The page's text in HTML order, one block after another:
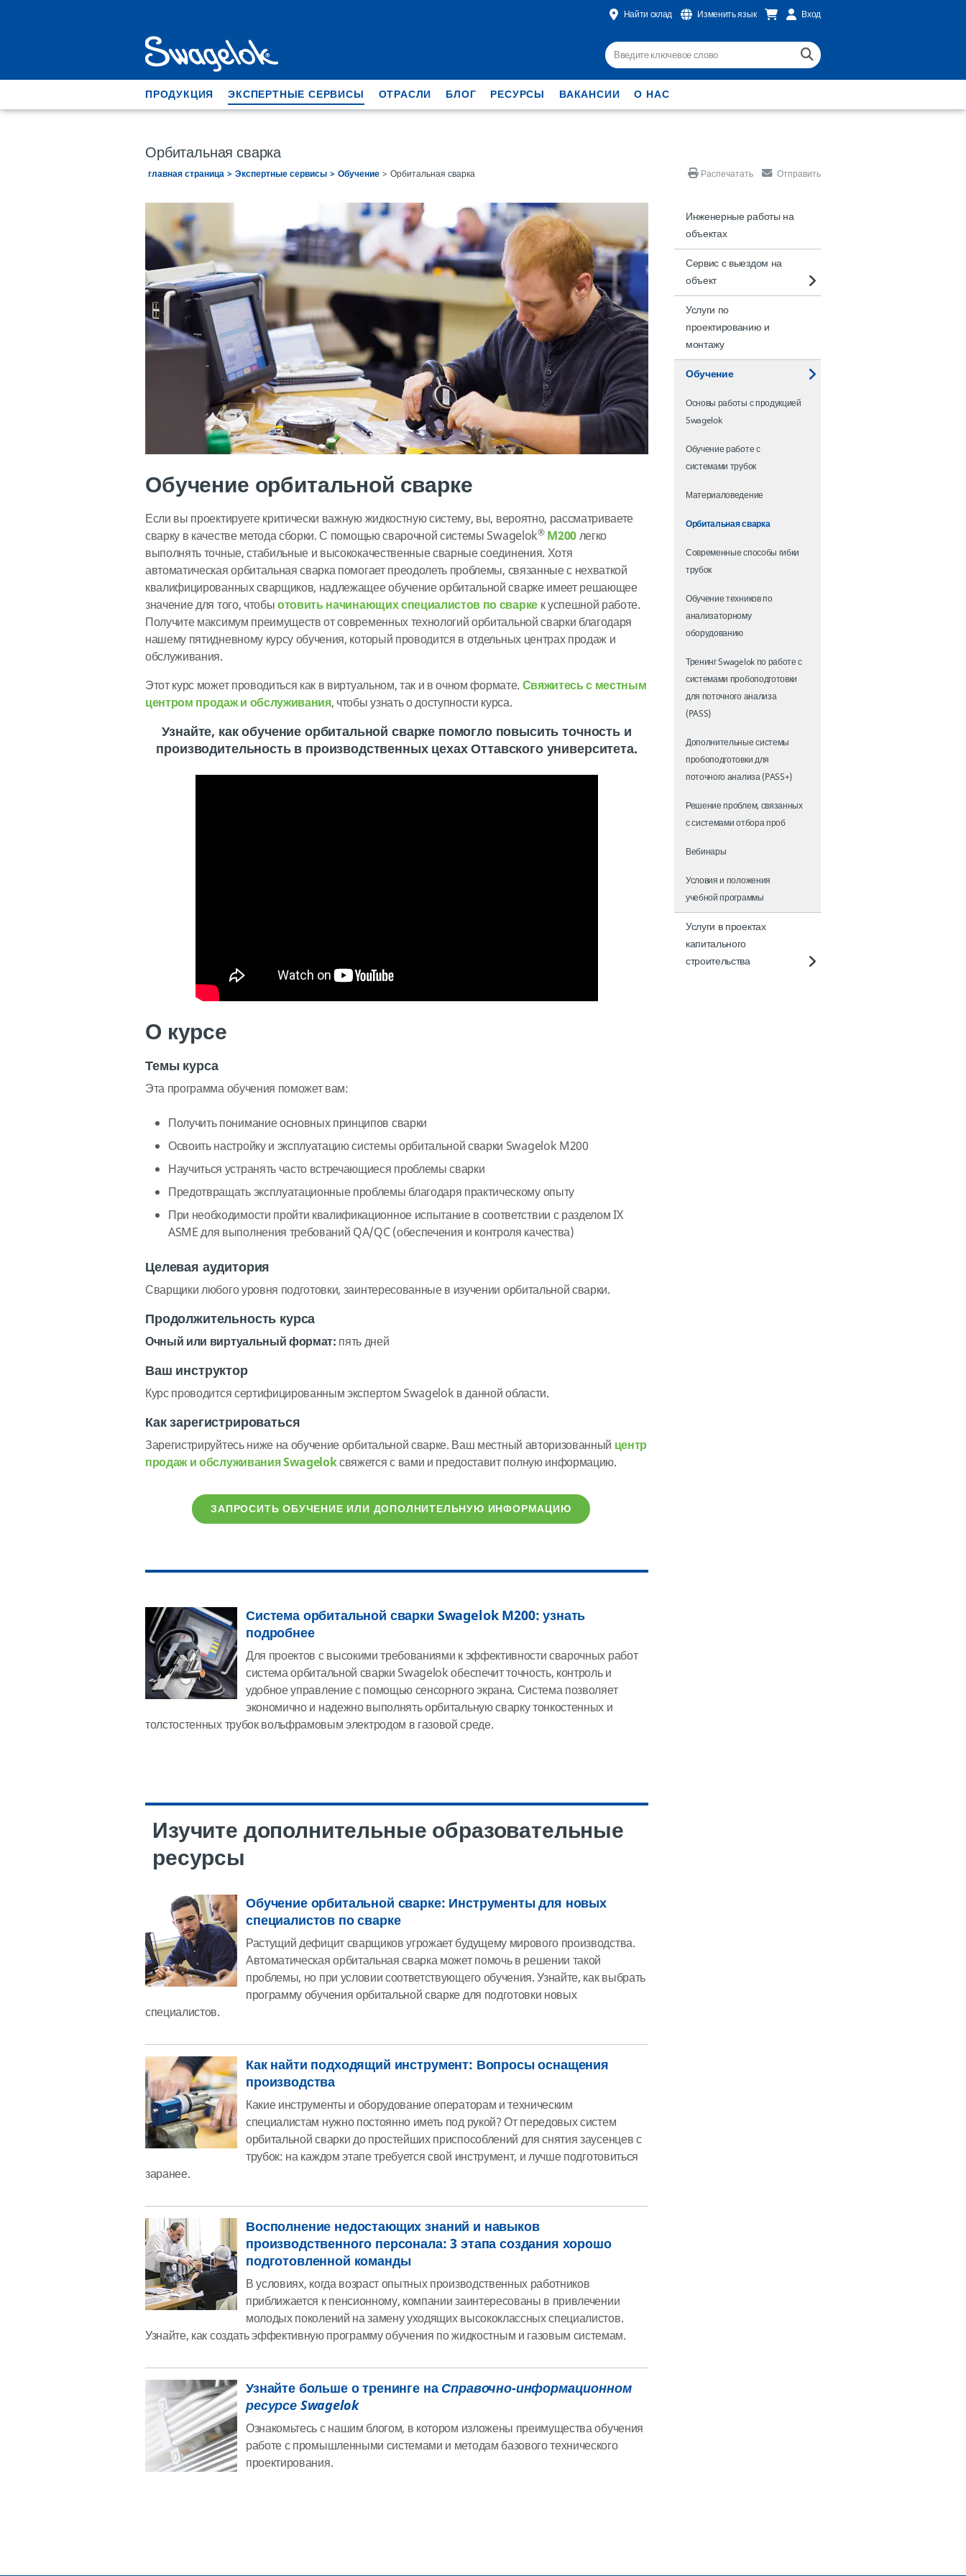
Найти склад Изменить язык Вход
ПРОДУКЦИЯ ЭКСПЕРТНЫЕ СЕРВИСЫ ОТРАСЛИ БЛОГ РЕСУРСЫ ВАКАНСИИ О НАС
Орбитальная сварка
главная страница Экспертные сервисы Обучение Орбитальная сварка Распечатать Отправить
Инженерные работы на
объектах
Сервис с выездом на
объект
Услуги по
проектированию и
монтажу
Обучение
Основы работы с продукцией
Swagelok
Обучение работе с
системами трубок
Материаловедение
Орбитальная сварка
Современные способы гибки
трубок
Обучение техников по
анализаторному
оборудованию
Тренинг Swagelok по работе с
системами пробоподготовки
для поточного анализа
(PASS)
Дополнительные системы
пробоподготовки для
поточного анализа (PASS+)
Решение проблем, связанных
с системами отбора проб
Вебинары
Условия и положения
учебной программы
Услуги в проектах
капитального
строительства
Обучение орбитальной сварке
Если вы проектируете критически важную жидкостную систему, вы, вероятно, рассматриваете
сварку в качестве метода сборки. С помощью сварочной системы Swagelok® M200легко
выполнять точные, стабильные и высококачественные сварные соединения. Хотя
автоматическая орбитальная сварка помогает преодолеть проблемы, связанные с нехваткой
квалифицированных сварщиков, надлежащее обучение орбитальной сварке имеет решающее
значение для того, чтобыотовить начинающих специалистов по сваркек успешной работе.
Получите максимум преимуществ от современных технологий орбитальной сварки благодаря
нашему пятидневному курсу обучения, который проводится в отдельных центрах продаж и
обслуживания.
Этот курс может проводиться как в виртуальном, так и в очном формате. Свяжитесь с местным
центром продаж и обслуживания, чтобы узнать о доступности курса.
Узнайте, как обучение орбитальной сварке помогло повысить точность и
производительность в производственных цехах Оттавского университета.
О курсе
Темы курса
Эта программа обучения поможет вам:
Получить понимание основных принципов сварки
Освоить настройку и эксплуатацию системы орбитальной сварки Swagelok M200
Научиться устранять часто встречающиеся проблемы сварки
Предотвращать эксплуатационные проблемы благодаря практическому опыту
При необходимости пройти квалификационное испытание в соответствии с разделом IX
ASME для выполнения требований QA/QC (обеспечения и контроля качества)
Целевая аудитория
Сварщики любого уровня подготовки, заинтересованные в изучении орбитальной сварки.
Продолжительность курса
Очный или виртуальный формат: пять дней
Ваш инструктор
Курс проводится сертифицированным экспертом Swagelok в данной области.
Как зарегистрироваться
Зарегистрируйтесь ниже на обучение орбитальной сварке. Ваш местный авторизованный центр
продаж и обслуживания Swagelokсвяжется с вами и предоставит полную информацию.
ЗАПРОСИТЬ ОБУЧЕНИЕ ИЛИ ДОПОЛНИТЕЛЬНУЮ ИНФОРМАЦИЮ
Система орбитальной сварки Swagelok M200: узнать
подробнее
Для проектов с высокими требованиями к эффективности сварочных работ
система орбитальной сварки Swagelok обеспечит точность, контроль и
удобное управление с помощью сенсорного экрана. Система позволяет
экономично и надежно выполнять орбитальную сварку тонкостенных и
толстостенных трубок вольфрамовым электродом в газовой среде.
Изучите дополнительные образовательные
ресурсы
Обучение орбитальной сварке: Инструменты для новых
специалистов по сварке
Растущий дефицит сварщиков угрожает будущему мирового производства.
Автоматическая орбитальная сварка может помочь в решении такой
проблемы, но при условии соответствующего обучения. Узнайте, как выбрать
программу обучения орбитальной сварке для подготовки новых
специалистов.
Как найти подходящий инструмент: Вопросы оснащения
производства
Какие инструменты и оборудование операторам и техническим
специалистам нужно постоянно иметь под рукой? От передовых систем
орбитальной сварки до простейших приспособлений для снятия заусенцев с
трубок: на каждом этапе требуется свой инструмент, и лучше подготовиться
заранее.
Восполнение недостающих знаний и навыков
производственного персонала: 3 этапа создания хорошо
подготовленной команды
В условиях, когда возраст опытных производственных работников
приближается к пенсионному, компании заинтересованы в привлечении
молодых поколений на замену уходящих высококлассных специалистов.
Узнайте, как создать эффективную программу обучения по жидкостным и газовым системам.
Узнайте больше о тренинге на Справочно-информационном
ресурсе Swagelok
Ознакомьтесь с нашим блогом, в котором изложены преимущества обучения
работе с промышленными системами и методам базового технического
проектирования.